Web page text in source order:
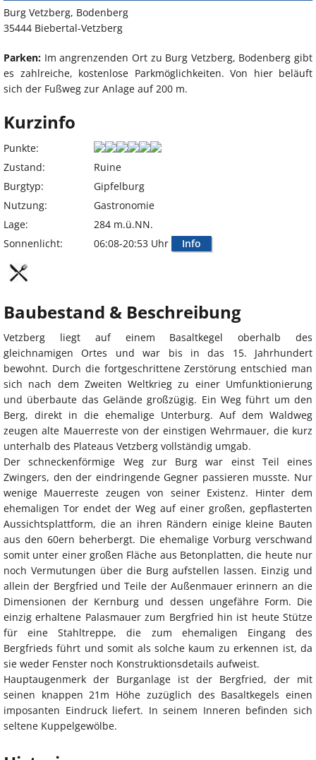
Burg Vetzberg, Bodenberg
35444 Biebertal-Vetzberg
Parken: Im angrenzenden Ort zu Burg Vetzberg, Bodenberg gibt
es zahlreiche, kostenlose Parkmöglichkeiten. Von hier beläuft
sich der Fußweg zur Anlage auf 200 m.
Kurzinfo
Punkte:
Zustand:
Ruine
Burgtyp:
Gipfelburg
Nutzung:
Gastronomie
Lage:
284 m.ü.NN.
Sonnenlicht:
06:08-20:53 Uhr Info
Baubestand & Beschreibung
Vetzberg liegt auf einem Basaltkegel oberhalb des
gleichnamigen Ortes und war bis in das 15. Jahrhundert
bewohnt. Durch die fortgeschrittene Zerstörung entschied man
sich nach dem Zweiten Weltkrieg zu einer Umfunktionierung
und überbaute das Gelände großzügig. Ein Weg führt um den
Berg, direkt in die ehemalige Unterburg. Auf dem Waldweg
zeugen alte Mauerreste von der einstigen Wehrmauer, die kurz
unterhalb des Plateaus Vetzberg vollständig umgab.
Der schneckenförmige Weg zur Burg war einst Teil eines
Zwingers, den der eindringende Gegner passieren musste. Nur
wenige Mauerreste zeugen von seiner Existenz. Hinter dem
ehemaligen Tor endet der Weg auf einer großen, gepflasterten
Aussichtsplattform, die an ihren Rändern einige kleine Bauten
aus den 60ern beherbergt. Die ehemalige Vorburg verschwand
somit unter einer großen Fläche aus Betonplatten, die heute nur
noch Vermutungen über die Burg aufstellen lassen. Einzig und
allein der Bergfried und Teile der Außenmauer erinnern an die
Dimensionen der Kernburg und dessen ungefähre Form. Die
einzig erhaltene Palasmauer zum Bergfried hin ist heute Stütze
für eine Stahltreppe, die zum ehemaligen Eingang des
Bergfrieds führt und somit als solche kaum zu erkennen ist, da
sie weder Fenster noch Konstruktionsdetails aufweist.
Hauptaugenmerk der Burganlage ist der Bergfried, der mit
seinen knappen 21m Höhe zuzüglich des Basaltkegels einen
imposanten Eindruck liefert. In seinem Inneren befinden sich
seltene Kuppelgewölbe.